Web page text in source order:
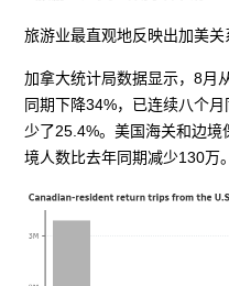
旅游业最直观地反映出加美关
加拿大统计局数据显示，8月
同期下降34%，已连续八个
少了25.4%。美国海关和边
境人数比去年同期减少130万。